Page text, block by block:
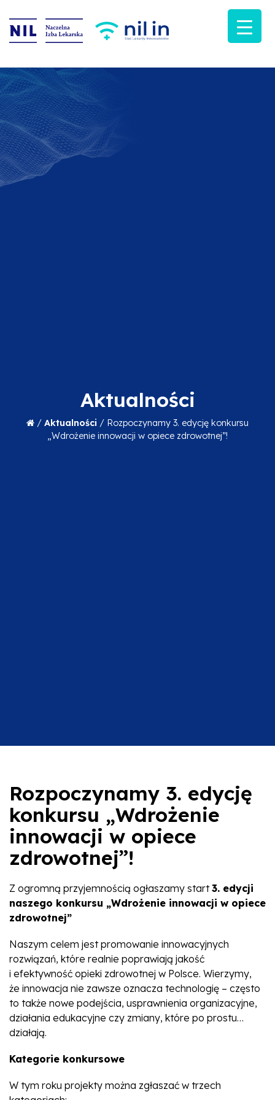
Aktualności
/ Aktualności / Rozpoczynamy 3. edycję konkursu
„Wdrożenie innowacji w opiece zdrowotnej”!
Rozpoczynamy 3. edycję
konkursu „Wdrożenie
innowacji w opiece
zdrowotnej”!
Z ogromną przyjemnością ogłaszamy start3. edycji
naszego konkursu „Wdrożenie innowacji w opiece
zdrowotnej”
Naszym celem jest promowanie innowacyjnych
rozwiązań, które realnie poprawiają jakość
i efektywność opieki zdrowotnej w Polsce. Wierzymy,
że innowacja nie zawsze oznacza technologię – często
to także nowe podejścia, usprawnienia organizacyjne,
działania edukacyjne czy zmiany, które po prostu…
działają.
Kategorie konkursowe
W tym roku projekty można zgłaszać w trzech